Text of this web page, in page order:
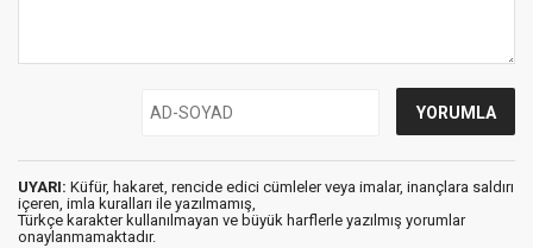
UYARI: Küfür, hakaret, rencide edici cümleler veya imalar, inançlara saldırı
içeren, imla kuralları ile yazılmamış,
Türkçe karakter kullanılmayan ve büyük harflerle yazılmış yorumlar
onaylanmamaktadır.